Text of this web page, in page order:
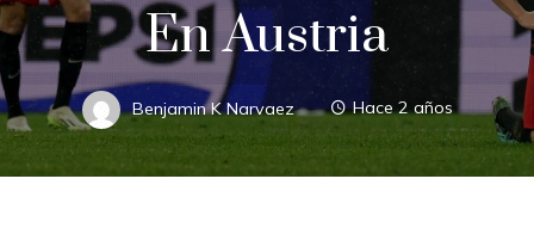
En Austria
Benjamin K Narvaez Hace 2 años